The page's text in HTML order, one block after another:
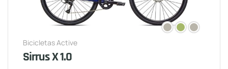
Bicicletas Active
Sirrus X 1.0